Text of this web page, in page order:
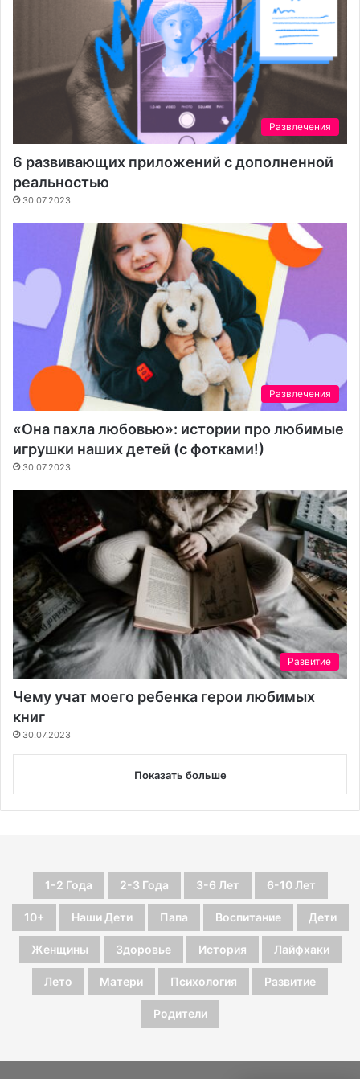
Развлечения
6 развивающих приложений с дополненной
реальностью
30.07.2023
Развлечения
«Она пахла любовью»: истории про любимые
игрушки наших детей (с фотками!)
30.07.2023
Развитие
Чему учат моего ребенка герои любимых
книг
30.07.2023
Показать больше
1-2 Года 2-3 Года 3-6 Лет 6-10 Лет
10+ Наши Дети Папа Воспитание Дети
Женщины Здоровье История Лайфхаки
Лето Матери Психология Развитие
Родители